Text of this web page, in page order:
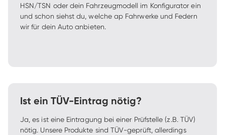
HSN/TSN oder dein Fahrzeugmodell im Konfigurator ein
und schon siehst du, welche ap Fahrwerke und Federn
wir für dein Auto anbieten.
Ist ein TÜV-Eintrag nötig?
Ja, es ist eine Eintragung bei einer Prüfstelle (z.B. TÜV)
nötig. Unsere Produkte sind TÜV-geprüft, allerdings